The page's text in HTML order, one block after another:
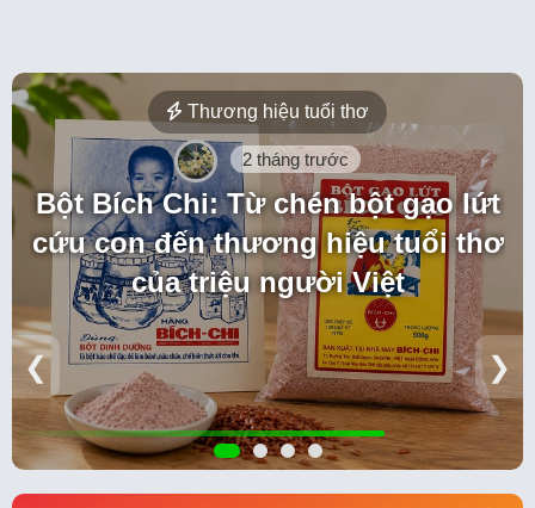
Thương hiệu tuổi thơ
2 tháng trước
Bột Bích Chi: Từ chén bột gạo lứt
cứu con đến thương hiệu tuổi thơ
của triệu người Việt
❮ ❯